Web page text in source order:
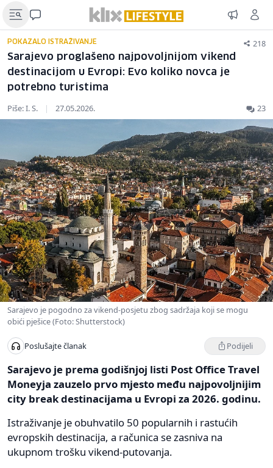
POKAZALO ISTRAŽIVANJE 218
Sarajevo proglašeno najpovoljnijom vikend
destinacijom u Evropi: Evo koliko novca je
potrebno turistima
Piše: I. S. | 27.05.2026. 23
Sarajevo je pogodno za vikend-posjetu zbog sadržaja koji se mogu
obići pješice (Foto: Shutterstock)
Poslušajte članak Podijeli
Sarajevo je prema godišnjoj listi Post Office Travel
Moneyja zauzelo prvo mjesto među najpovoljnijim
city break destinacijama u Evropi za 2026. godinu.
Istraživanje je obuhvatilo 50 popularnih i rastućih
evropskih destinacija, a računica se zasniva na
ukupnom trošku vikend-putovanja.